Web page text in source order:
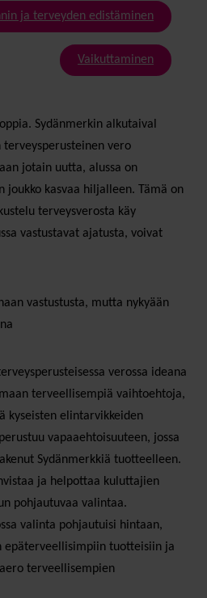
ja terveyden edistäminen
Vaikuttaminen
Sydänmerkin alkutaival
vero
jotain uutta, alussa on
joukko kasvaa hiljalleen. Tämä on
terveysverosta käy
vastustavat ajatusta, voivat
vastustusta, mutta nykyään
verossa ideana
terveellisempiä vaihtoehtoja,
kyseisten elintarvikkeiden
vapaaehtoisuuteen, jossa
Sydänmerkkiä tuotteelleen.
ja helpottaa kuluttajien
pohjautuvaa valintaa.
valinta pohjautuisi hintaan,
epäterveellisimpiin tuotteisiin ja
terveellisempien